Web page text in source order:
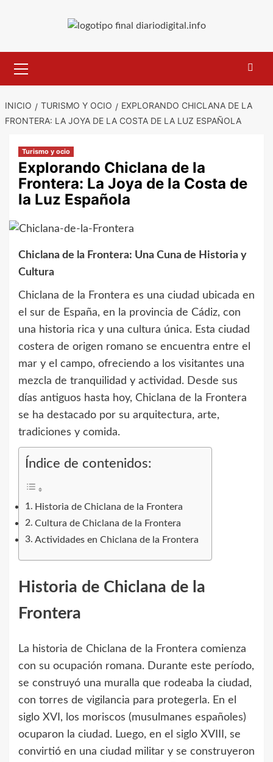
primario
INICIO TURISMO Y OCIO
EXPLORANDO CHICLANA DE LA
FRONTERA: LA JOYA DE LA COSTA DE LA LUZ ESPAÑOLA
Turismo y ocio
Explorando Chiclana de la
Frontera: La Joya de la Costa de
la Luz Española
Chiclana de la Frontera: Una Cuna de Historia y
Cultura
Chiclana de la Frontera es una ciudad ubicada en
el sur de España, en la provincia de Cádiz, con
una historia rica y una cultura única. Esta ciudad
costera de origen romano se encuentra entre el
mar y el campo, ofreciendo a los visitantes una
mezcla de tranquilidad y actividad. Desde sus
días antiguos hasta hoy, Chiclana de la Frontera
se ha destacado por su arquitectura, arte,
tradiciones y comida.
Índice de contenidos:
Historia de Chiclana de la Frontera
Cultura de Chiclana de la Frontera
Actividades en Chiclana de la Frontera
Historia de Chiclana de la
Frontera
La historia de Chiclana de la Frontera comienza
con su ocupación romana. Durante este período,
se construyó una muralla que rodeaba la ciudad,
con torres de vigilancia para protegerla. En el
siglo XVI, los moriscos (musulmanes españoles)
ocuparon la ciudad. Luego, en el siglo XVIII, se
convirtió en una ciudad militar y se construyeron